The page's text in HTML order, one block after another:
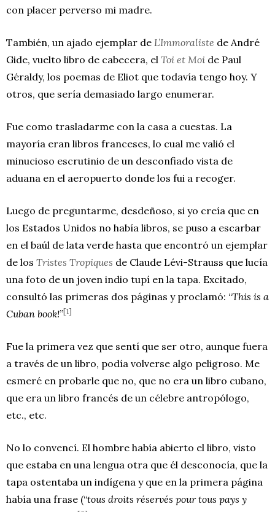
con placer perverso mi madre.
También, un ajado ejemplar de L’Immoraliste de André
Gide, vuelto libro de cabecera, el Toi et Moi de Paul
Géraldy, los poemas de Eliot que todavía tengo hoy. Y
otros, que sería demasiado largo enumerar.
Fue como trasladarme con la casa a cuestas. La
mayoría eran libros franceses, lo cual me valió el
minucioso escrutinio de un desconfiado vista de
aduana en el aeropuerto donde los fui a recoger.
Luego de preguntarme, desdeñoso, si yo creía que en
los Estados Unidos no había libros, se puso a escarbar
en el baúl de lata verde hasta que encontró un ejemplar
de los Tristes Tropiques de Claude Lévi-Strauss que lucía
una foto de un joven indio tupí en la tapa. Excitado,
consultó las primeras dos páginas y proclamó: “This is a
Cuban book!”[1]
Fue la primera vez que sentí que ser otro, aunque fuera
a través de un libro, podía volverse algo peligroso. Me
esmeré en probarle que no, que no era un libro cubano,
que era un libro francés de un célebre antropólogo,
etc., etc.
No lo convencí. El hombre había abierto el libro, visto
que estaba en una lengua otra que él desconocía, que la
tapa ostentaba un indígena y que en la primera página
había una frase (“tous droits réservés pour tous pays y